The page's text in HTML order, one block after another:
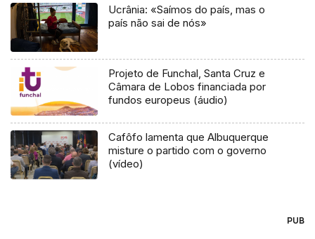
Ucrânia: «Saímos do país, mas o
país não sai de nós»
Projeto de Funchal, Santa Cruz e
Câmara de Lobos financiada por
fundos europeus (áudio)
Cafôfo lamenta que Albuquerque
misture o partido com o governo
(vídeo)
PUB